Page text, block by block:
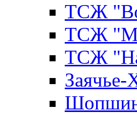
ТСЖ
ТСЖ
ТСЖ